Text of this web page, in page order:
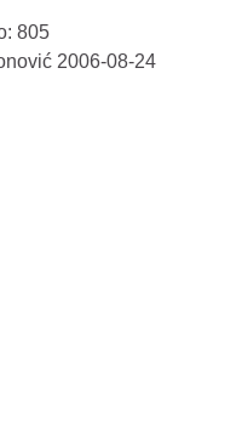
805
2006-08-24